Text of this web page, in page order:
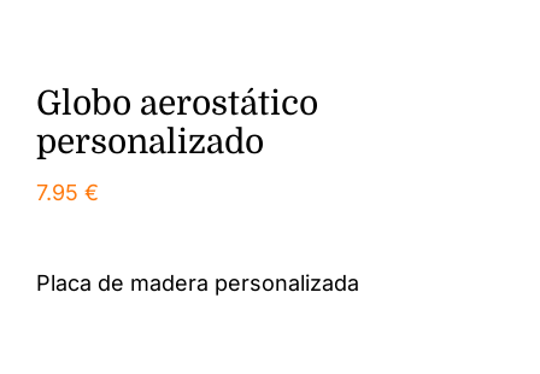
Globo aerostático
personalizado
7.95 €
Placa de madera personalizada